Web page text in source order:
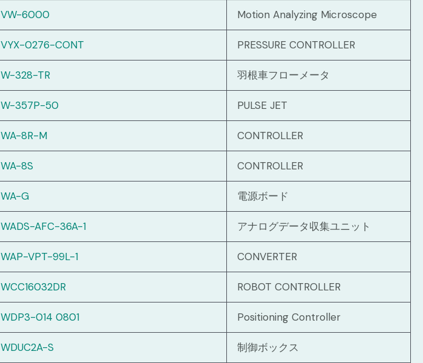
VW-6000 Motion Analyzing Microscope
VYX-0276-CONT PRESSURE CONTROLLER
W-328-TR 羽根車フローメータ
W-357P-50 PULSE JET
WA-8R-M CONTROLLER
WA-8S CONTROLLER
WA-G 電源ボード
WADS-AFC-36A-1 アナログデータ収集ユニット
WAP-VPT-99L-1 CONVERTER
WCC16032DR ROBOT CONTROLLER
WDP3-014 0801 Positioning Controller
WDUC2A-S 制御ボックス